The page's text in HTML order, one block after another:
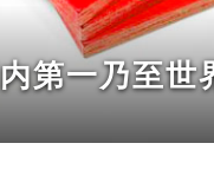
第一乃至世